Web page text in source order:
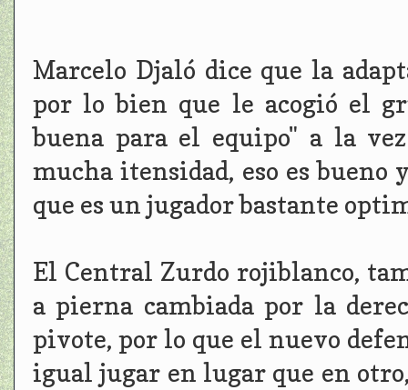
Marcelo Djaló dice que la
por lo bien que le acogió el
buena para el equipo" a la
mucha itensidad, eso es bueno
que es un jugador bastante
El Central Zurdo rojiblanco,
a pierna cambiada por la
pivote, por lo que el nuevo
igual jugar en lugar que en